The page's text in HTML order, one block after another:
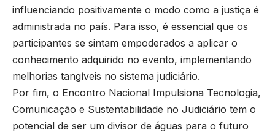
influenciando positivamente o modo como a justiça é
administrada no país. Para isso, é essencial que os
participantes se sintam empoderados a aplicar o
conhecimento adquirido no evento, implementando
melhorias tangíveis no sistema judiciário.
Por fim, o Encontro Nacional Impulsiona Tecnologia,
Comunicação e Sustentabilidade no Judiciário tem o
potencial de ser um divisor de águas para o futuro